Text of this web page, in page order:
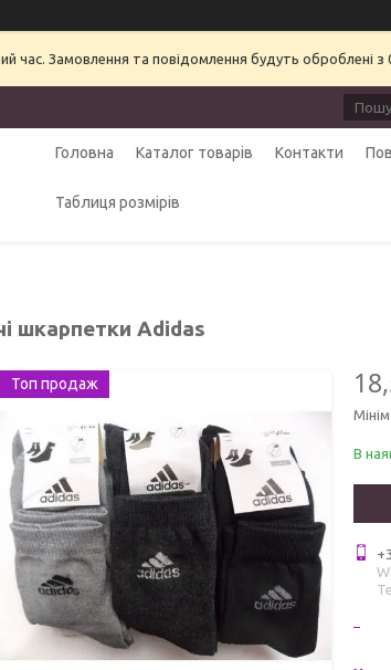
час. Замовлення та повідомлення будуть оброблені
Головна Каталог товарів Контакти
Таблиця розмірів
шкарпетки Adidas
Топ продаж
В